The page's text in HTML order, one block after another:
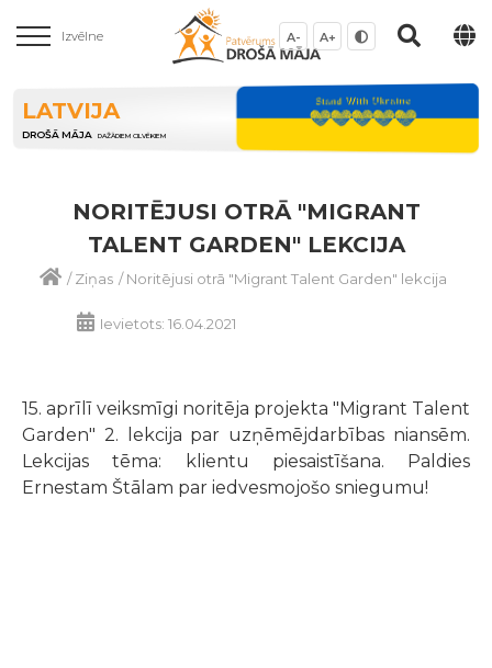
Izvēlne A- A+
LATVIJA
DROŠĀ MĀJA DAŽĀDIEM CILVĒKIEM
NORITĒJUSI OTRĀ "MIGRANT
TALENT GARDEN" LEKCIJA
/Ziņas /Noritējusi otrā "Migrant Talent Garden" lekcija
Ievietots: 16.04.2021
15. aprīlī veiksmīgi noritēja projekta "Migrant Talent
Garden" 2. lekcija par uzņēmējdarbības niansēm.
Lekcijas tēma: klientu piesaistīšana. Paldies
Ernestam Štālam par iedvesmojošo sniegumu!